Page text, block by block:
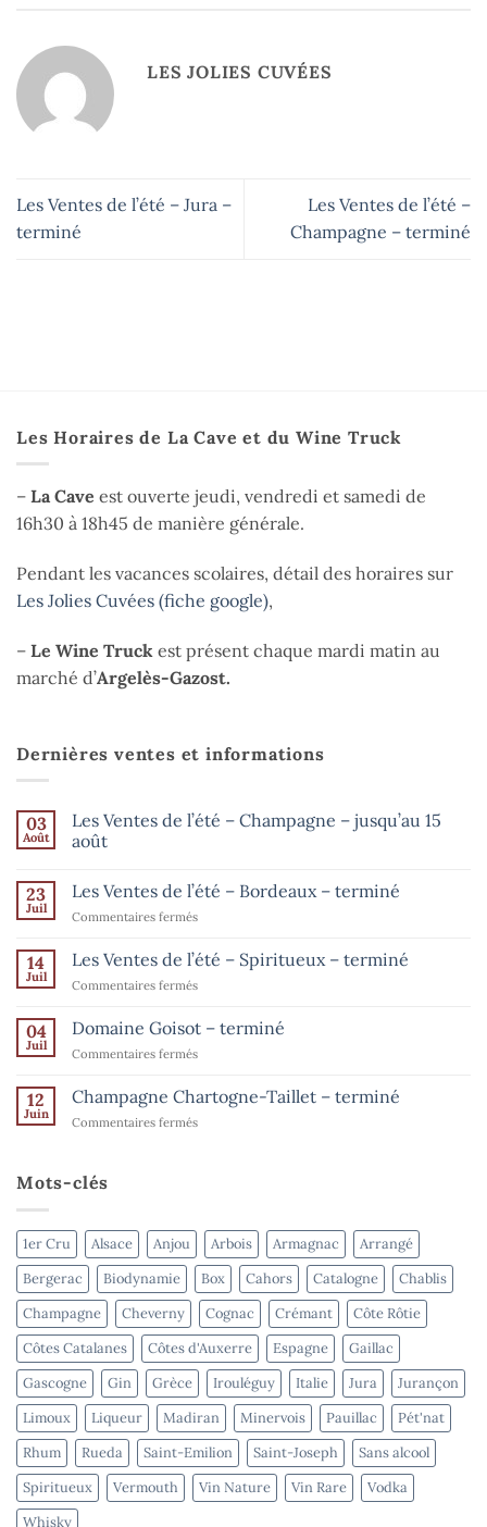
LES JOLIES CUVÉES
Les Ventes de l’été – Jura –
terminé
Les Ventes de l’été –
Champagne – terminé
Les Horaires de La Cave et du Wine Truck
– La Cave est ouverte jeudi, vendredi et samedi de
16h30 à 18h45 de manière générale.
Pendant les vacances scolaires, détail des horaires sur
Les Jolies Cuvées (fiche google),
– Le Wine Truck est présent chaque mardi matin au
marché d’Argelès-Gazost.
Dernières ventes et informations
03
Août
Les Ventes de l’été – Champagne – jusqu’au 15
août
sur
Ventes
–
–
15
août
23
Juil
Les Ventes de l’été – Bordeaux – terminé
Commentaires ferméssur
Ventes
de
l’été
Bordeaux
14
Juil
Les Ventes de l’été – Spiritueux – terminé
Commentaires ferméssur
Ventes
de
l’été
Spiritueux
04
Juil
Domaine Goisot – terminé
Commentaires ferméssur
Goisot
–
terminé
12
Juin
Champagne Chartogne-Taillet – terminé
Commentaires ferméssur
Mots-clés
1er Cru Alsace Anjou Arbois Armagnac
Arrangé
Bergerac
Biodynamie Box Cahors Catalogne
Chablis
Champagne
Cheverny Cognac Crémant
Côte Rôtie
Côtes Catalanes
Côtes d'Auxerre Espagne
Gaillac
Gascogne
Gin Grèce Irouléguy Italie Jura
Jurançon
Limoux
Liqueur Madiran Minervois Pauillac
Pét'nat
Rhum
Rueda Saint-Emilion Saint-Joseph
Sans alcool
Spiritueux
Vermouth Vin Nature Vin Rare
Vodka
Whisky